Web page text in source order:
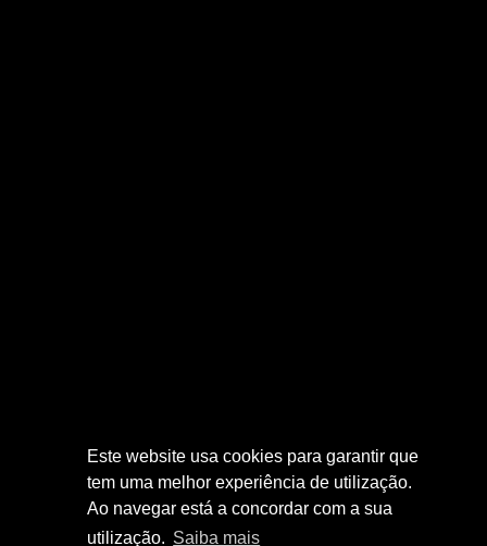
Este website usa cookies para garantir que
tem uma melhor experiência de utilização.
Ao navegar está a concordar com a sua
utilização. Saiba mais